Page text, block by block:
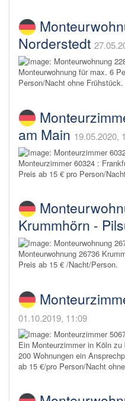
Norderstedt
Monteurwohnung für max. 6
Person/Nacht ohne Frühstück.
am Main 19.05.2020,
Monteurzimmer 60324 :
Preis ab 15 € pro Person/
Krummhörn -
Monteurwohnung 26736
Preis ab 15 € /Nacht/Person.
01.10.2019, 11:09
Ein Monteurzimmer in Köln
200 Wohnungen ein
ab 15 €/pro Person/Nacht